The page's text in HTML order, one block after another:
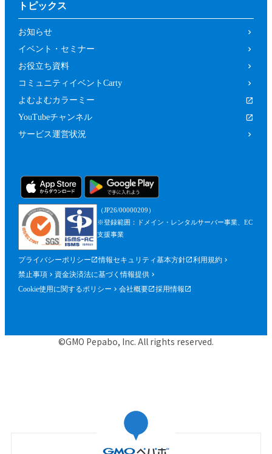
トピックス
お知らせ
イベント・セミナー
お役立ち資料
コミュニティイベントCarty
よむよむカラーミー
YouTubeチャンネル
サービス運営状況
（JP26/00000209）
※登録範囲：ドメイン・レンタルサーバー事業、EC
支援事業
プライバシーポリシー 情報セキュリティ基本方針
利用規約
禁止事項
資金決済法に基づく情報提供
Cookie使用に関するポリシー
会社概要 採用情報
©GMO Pepabo, Inc. All rights reserved.